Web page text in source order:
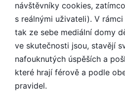
návštěvníky cookies,
s reálnými uživateli). V
tak ze sebe mediální domy
ve skutečnosti jsou, stavějí
nafouknutých úspěších a
které hrají férově a podle
pravidel.